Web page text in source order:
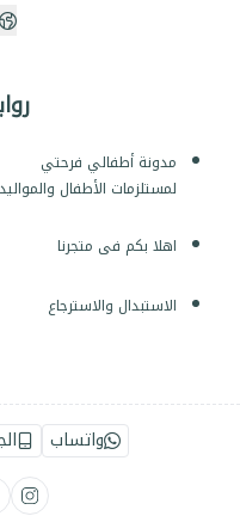
مدونة أطفالي فرحتي
لمستلزمات الأطفال والمواليد
اهلا بكم فى متجرنا
الاستبدال والاسترجاع
واتساب